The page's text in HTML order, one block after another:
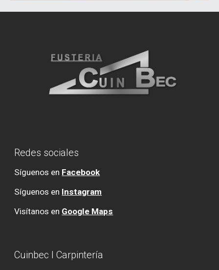
Redes sociales
Síguenos en Facebook
Síguenos en Instagram
Visítanos en Google Maps
Cuinbec l Carpintería